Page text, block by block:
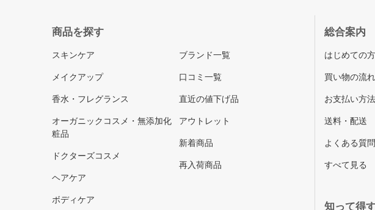
商品を探す
スキンケア
メイクアップ
香水・フレグランス
オーガニックコスメ・無添加化
粧品
ドクターズコスメ
ヘアケア
ボディケア
ブランド一覧
口コミ一覧
直近の値下げ品
アウトレット
新着商品
再入荷商品
総合案内
はじめての
買い物の流れ
お支払い方法
送料・配送
よくある質問
すべて見る
知って得